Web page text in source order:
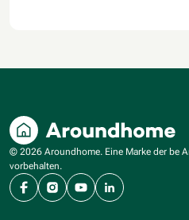
© 2026 Aroundhome. Eine Marke der be
vorbehalten.
FacebookInstagram
YouTubeLinkedIn